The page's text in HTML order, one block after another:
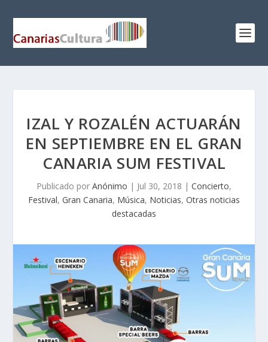
IZAL Y ROZALÉN ACTUARÁN
EN SEPTIEMBRE EN EL GRAN
CANARIA SUM FESTIVAL
Publicado por Anónimo | Jul 30, 2018 | Concierto,
Festival, Gran Canaria, Música, Noticias, Otras noticias
destacadas